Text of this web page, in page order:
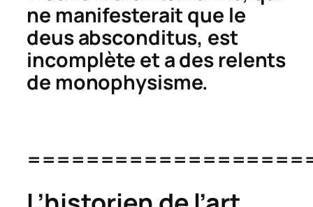
ne manifesterait que le
deus absconditus, est
incomplète et a des relents
de monophysisme.